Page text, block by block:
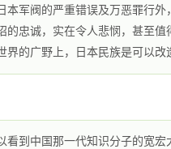
本军阀的严重错误及万恶罪行
的忠诚，实在令人悲悯，甚至
的广野上，日本民族是可以改
看到中国那一代知识分子的宽宏